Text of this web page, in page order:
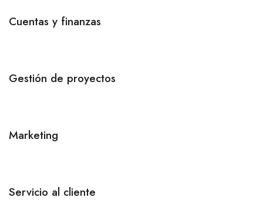
Cuentas y finanzas
Gestión de proyectos
Marketing
Servicio al cliente